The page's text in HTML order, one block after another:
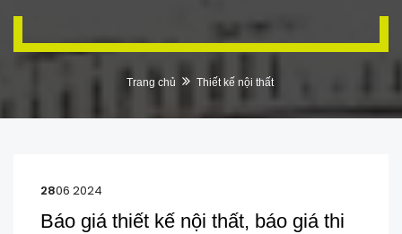
Trang chủ Thiết kế nội thất
2806 2024
Báo giá thiết kế nội thất, báo giá thi